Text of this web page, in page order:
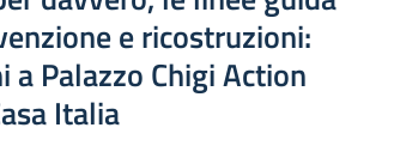
e ricostruzioni:
a Palazzo Chigi Action
Italia